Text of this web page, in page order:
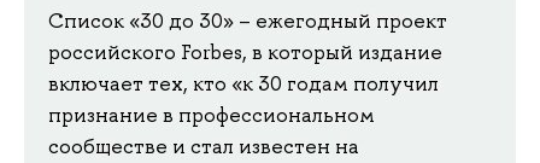
Список «30 до 30» – ежегодный проект
российского Forbes, в который издание
включает тех, кто «к 30 годам получил
признание в профессиональном
сообществе и стал известен на